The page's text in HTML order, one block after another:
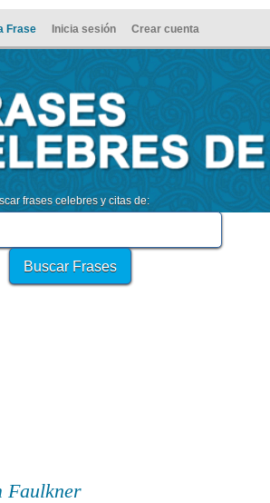
Frase Inicia sesión Crear cuenta
frases celebres y citas de:
Faulkner